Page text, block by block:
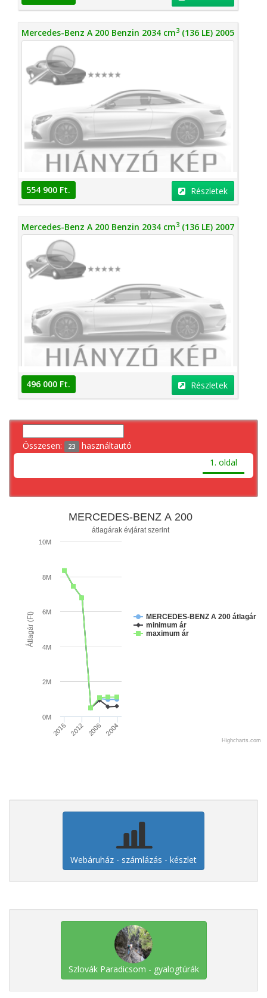
Mercedes-Benz A 200 Benzin 2034 cm3 (136 LE) 2005
554 900 Ft. Részletek
Mercedes-Benz A 200 Benzin 2034 cm3 (136 LE) 2007
496 000 Ft. Részletek
Összesen: 23 használtautó
1. oldal
Átlagár (Ft)
MERCEDES-BENZ A 200
átlagárak évjárat szerint
MERCEDES-BENZ A 200 átlagár
minimum ár
maximum ár
2016 2012 2006 2004
0M
2M
4M
6M
8M
10M
Highcharts.com
Webáruház - számlázás - készlet
Szlovák Paradicsom - gyalogtúrák